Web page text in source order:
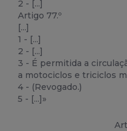
2 - [...]
Artigo 77.º
[...]
1 - [...]
2 - [...]
3 - É permitida a
a motociclos e triciclos
4 - (Revogado.)
5 - [...]»